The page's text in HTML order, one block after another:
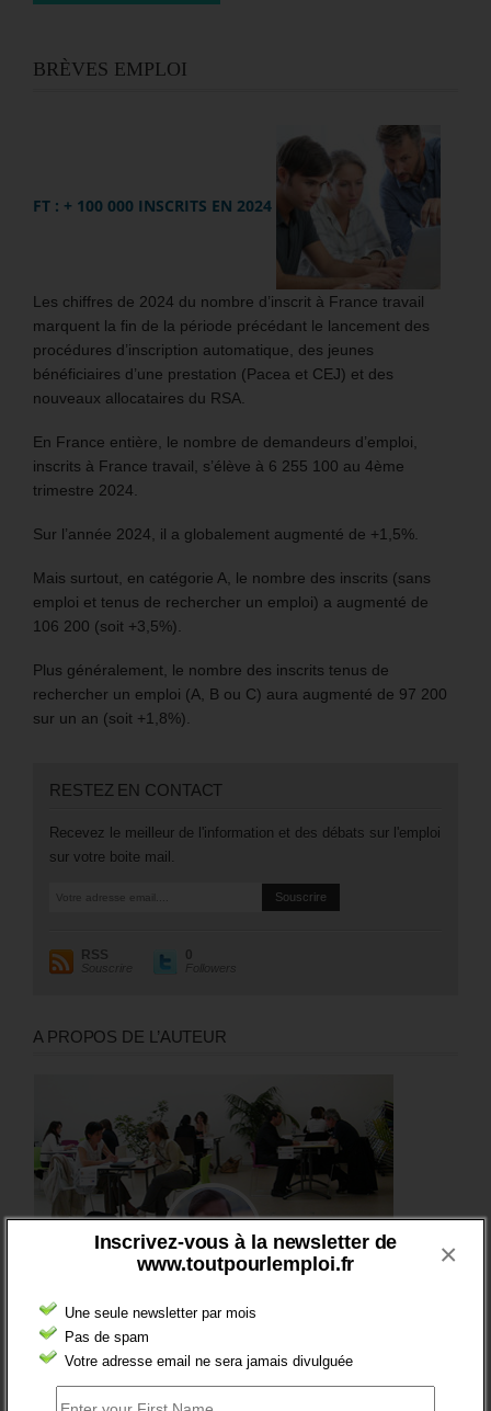
Inscrivez-vous à la newsletter de
www.toutpourlemploi.fr
Une seule newsletter par mois
Pas de spam
Votre adresse email ne sera jamais divulguée
×
BRÈVES EMPLOI
FT : + 100 000 INSCRITS EN 2024
Les chiffres de 2024 du nombre d’inscrit à France travail
marquent la fin de la période précédant le lancement des
procédures d’inscription automatique, des jeunes
bénéficiaires d’une prestation (Pacea et CEJ) et des
nouveaux allocataires du RSA.
En France entière, le nombre de demandeurs d’emploi,
inscrits à France travail, s’élève à 6 255 100 au 4ème
trimestre 2024.
Sur l’année 2024, il a globalement augmenté de +1,5%.
Mais surtout, en catégorie A, le nombre des inscrits (sans
emploi et tenus de rechercher un emploi) a augmenté de
106 200 (soit +3,5%).
Plus généralement, le nombre des inscrits tenus de
rechercher un emploi (A, B ou C) aura augmenté de 97 200
sur un an (soit +1,8%).
RESTEZ EN CONTACT
Recevez le meilleur de l'information et des débats sur l'emploi
sur votre boite mail.
RSS
Souscrire
0
Followers
A PROPOS DE L’AUTEUR